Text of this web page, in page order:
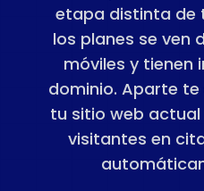
etapa distinta de
los planes se ven
móviles y tienen
dominio. Aparte
tu sitio web
visitantes en